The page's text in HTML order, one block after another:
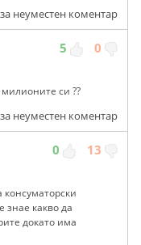
неуместен коментар
5 0
си ??
неуместен коментар
0 13
знае какво да
докато има